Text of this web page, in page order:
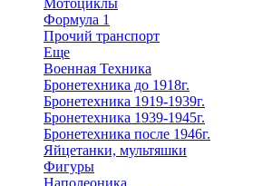
Мотоциклы
Формула 1
Прочий транспорт
Еще
Военная Техника
Бронетехника до 1918г.
Бронетехника 1919-1939г.
Бронетехника 1939-1945г.
Бронетехника после 1946г.
Яйцетанки, мультяшки
Фигуры
Наполеоника